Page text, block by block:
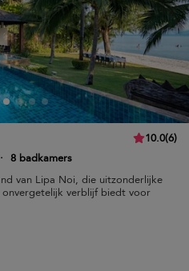
10.0(6)
· 8 badkamers
van Lipa Noi, die uitzonderlijke
onvergetelijk verblijf biedt voor